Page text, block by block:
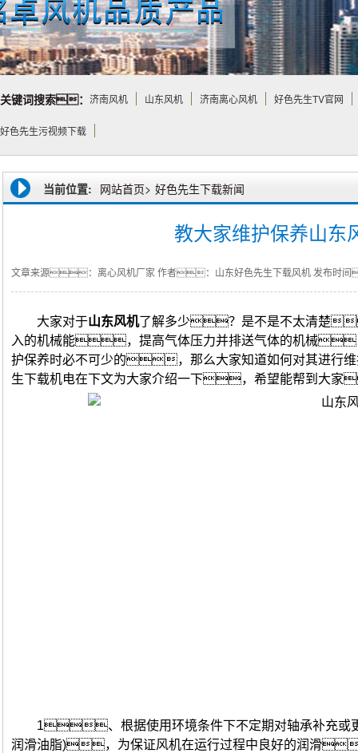
关键词搜索： 济南风机 山东风机 济南离心风机 好色先生TV官网
好色先生污视频下载
当前位置: 网站首页> 好色先生下载新闻
教大家维护保养山东
文章来源：离心风机厂家 作者：山东好色先生下载风机 发布时
大家对于山东风机了解多少？是不是不太清楚
入的机械能，提高气体压力并排送气体的机械
护保养时必不可少的，那么大家知道如何对其进
生下载机电在下文为大家介绍一下，希望能帮到大
1、根据使用环境条件下不定期对轴承补充或
润滑油脂)，为保证风机在运行过程中良好的润滑